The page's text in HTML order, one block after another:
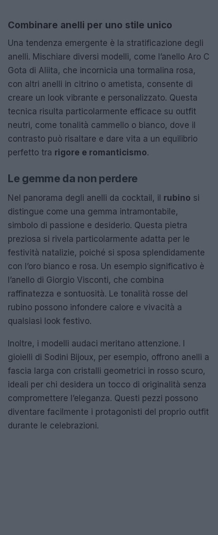
Combinare anelli per uno stile unico
Una tendenza emergente è la stratificazione degli
anelli. Mischiare diversi modelli, come l’anello Aro C
Gota di Aliita, che incornicia una tormalina rosa,
con altri anelli in citrino o ametista, consente di
creare un look vibrante e personalizzato. Questa
tecnica risulta particolarmente efficace su outfit
neutri, come tonalità cammello o bianco, dove il
contrasto può risaltare e dare vita a un equilibrio
perfetto tra rigore e romanticismo.
Le gemme da non perdere
Nel panorama degli anelli da cocktail, il rubino si
distingue come una gemma intramontabile,
simbolo di passione e desiderio. Questa pietra
preziosa si rivela particolarmente adatta per le
festività natalizie, poiché si sposa splendidamente
con l’oro bianco e rosa. Un esempio significativo è
l’anello di Giorgio Visconti, che combina
raffinatezza e sontuosità. Le tonalità rosse del
rubino possono infondere calore e vivacità a
qualsiasi look festivo.
Inoltre, i modelli audaci meritano attenzione. I
gioielli di Sodini Bijoux, per esempio, offrono anelli a
fascia larga con cristalli geometrici in rosso scuro,
ideali per chi desidera un tocco di originalità senza
compromettere l’eleganza. Questi pezzi possono
diventare facilmente i protagonisti del proprio outfit
durante le celebrazioni.